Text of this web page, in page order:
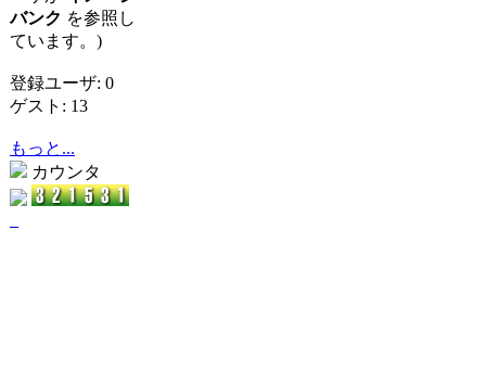
バンク を参照し
ています。)
登録ユーザ: 0
ゲスト: 13
もっと...
カウンタ